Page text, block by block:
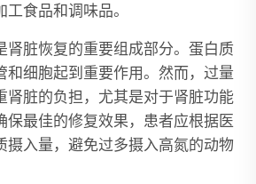
食品和调味品。
肾脏恢复的重要组成部分。蛋白质
和细胞起到重要作用。然而，过量
肾脏的负担，尤其是对于肾脏功能
保最佳的修复效果，患者应根据医
摄入量，避免过多摄入高氮的动物